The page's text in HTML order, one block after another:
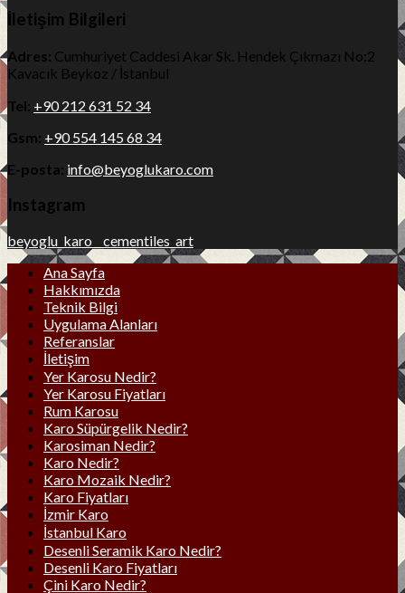
İletişim Bilgileri
Adres: Cumhuriyet Caddesi Akar Sk. Hendek Çıkmazı No:2
Kavacık Beykoz / İstanbul
Tel: +90 212 631 52 34
Gsm: +90 554 145 68 34
E-posta: info@beyoglukaro.com
Instagram
beyoglu_karo__cementiles_art
Ana Sayfa
Hakkımızda
Teknik Bilgi
Uygulama Alanları
Referanslar
İletişim
Yer Karosu Nedir?
Yer Karosu Fiyatları
Rum Karosu
Karo Süpürgelik Nedir?
Karosiman Nedir?
Karo Nedir?
Karo Mozaik Nedir?
Karo Fiyatları
İzmir Karo
İstanbul Karo
Desenli Seramik Karo Nedir?
Desenli Karo Fiyatları
Çini Karo Nedir?